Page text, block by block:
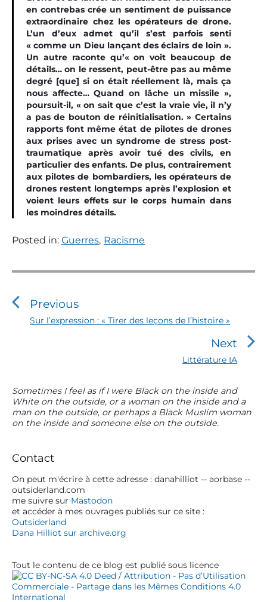
en contrebas crée un sentiment de puissance
extraordinaire chez les opérateurs de drone.
L’un d’eux admet qu’il s’est parfois senti
« comme un Dieu lançant des éclairs de loin ».
Un autre raconte qu’« on voit beaucoup de
détails… on le ressent, peut-être pas au même
degré [que] si on était réellement là, mais ça
nous affecte… Quand on lâche un missile »,
poursuit-il, « on sait que c’est la vraie vie, il n’y
a pas de bouton de réinitialisation. » Certains
rapports font même état de pilotes de drones
aux prises avec un syndrome de stress post-
traumatique après avoir tué des civils, en
particulier des enfants. De plus, contrairement
aux pilotes de bombardiers, les opérateurs de
drones restent longtemps après l’explosion et
voient leurs effets sur le corps humain dans
les moindres détails.
Posted in: Guerres, Racisme
N
v
i
o
n
l
’
a
r
t
c
l
e
Previous
P
u
s
p
o
Sur l’expression : « Tirer des leçons de l’histoire »
Next
N
t
p
Littérature IA
P
r
i
m
r
y
S
i
d
e
b
Sometimes I feel as if I were Black on the inside and
White on the outside, or a woman on the inside and a
man on the outside, or perhaps a Black Muslim woman
on the inside and someone else on the outside.
Contact
On peut m'écrire à cette adresse : danahilliot -- aorbase --
outsiderland.com
me suivre sur Mastodon
et accéder à mes ouvrages publiés sur ce site :
Outsiderland
Dana Hilliot sur archive.org
Tout le contenu de ce blog est publié sous licence